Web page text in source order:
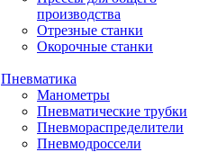
производства
Отрезные станки
Окорочные станки
Пневматика
Манометры
Пневматические трубки
Пневмораспределители
Пневмодроссели